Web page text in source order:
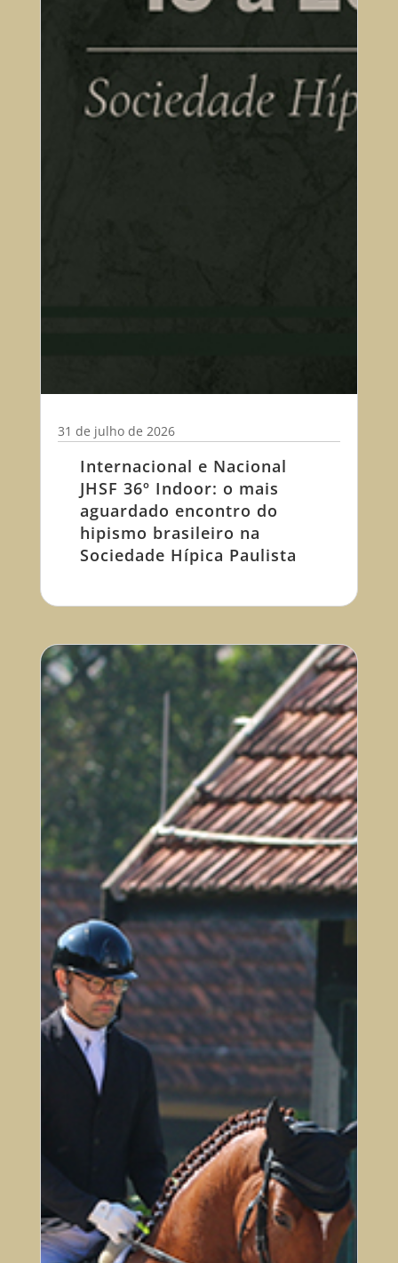
Internacional e Nacional
JHSF 36º Indoor: o mais
aguardado encontro do
hipismo brasileiro na
Sociedade Hípica Paulista
31 de julho de 2026